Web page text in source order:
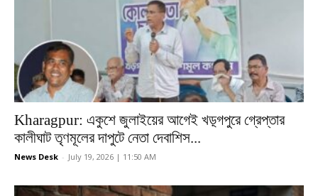
Kharagpur: একুশে জুলাইয়ের আগেই খড়্গপুরে গ্রেপ্তার
কালীঘাট তৃণমূলের দাপুটে নেতা দেবাশিস...
News Desk - July 19, 2026 | 11:50 AM